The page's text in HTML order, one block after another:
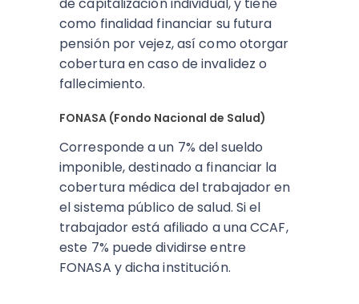
como finalidad financiar su futura
pensión por vejez, así como otorgar
cobertura en caso de invalidez o
fallecimiento.
FONASA (Fondo Nacional de Salud)
Corresponde a un 7% del sueldo
imponible, destinado a financiar la
cobertura médica del trabajador en
el sistema público de salud. Si el
trabajador está afiliado a una CCAF,
este 7% puede dividirse entre
FONASA y dicha institución.